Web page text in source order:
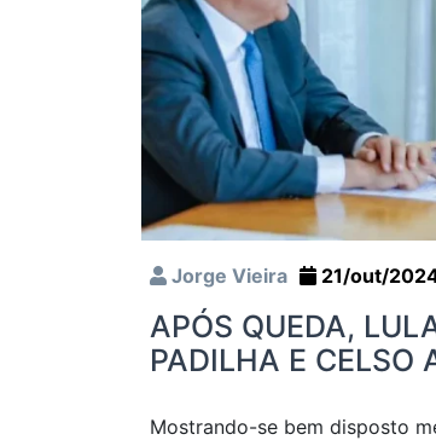
Jorge Vieira 21/out/
APÓS QUEDA,
PADILHA E CELSO
Mostrando-se bem disposto